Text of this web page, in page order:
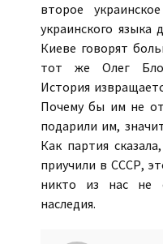
второе
украинского языка
Киеве говорят
тот же Олег
История
Почему бы им не
подарили им,
Как партия
приучили в СССР,
никто из нас не
наследия.